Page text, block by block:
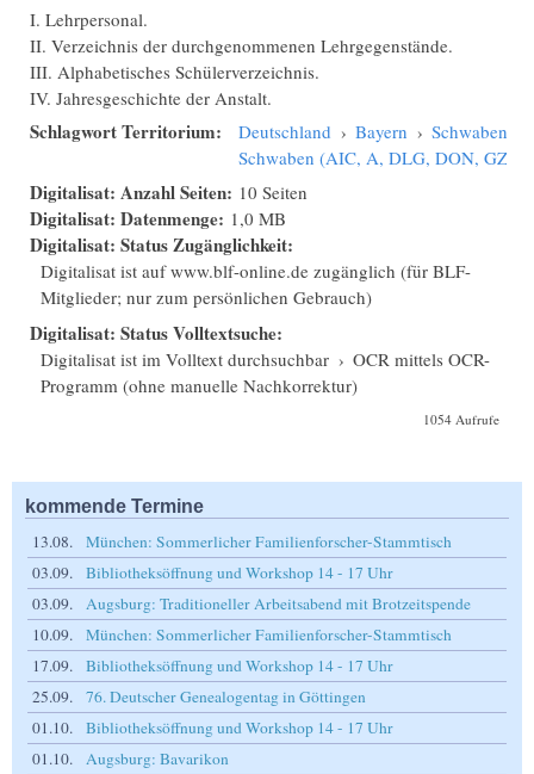
I. Lehrpersonal.
II. Verzeichnis der durchgenommenen Lehrgegenstände.
III. Alphabetisches Schülerverzeichnis.
IV. Jahresgeschichte der Anstalt.
Schlagwort Territorium: Deutschland › Bayern › Schwaben
Schwaben (AIC, A, DLG, DON, GZ,
Digitalisat: Anzahl Seiten: 10 Seiten
Digitalisat: Datenmenge: 1,0 MB
Digitalisat: Status Zugänglichkeit:
Digitalisat ist auf www.blf-online.de zugänglich (für BLF-
Mitglieder; nur zum persönlichen Gebrauch)
Digitalisat: Status Volltextsuche:
Digitalisat ist im Volltext durchsuchbar › OCR mittels OCR-
Programm (ohne manuelle Nachkorrektur)
1054 Aufrufe
kommende Termine
13.08.
München: Sommerlicher Familienforscher-Stammtisch
03.09.
Bibliotheksöffnung und Workshop 14 - 17 Uhr
03.09.
Augsburg: Traditioneller Arbeitsabend mit Brotzeitspende
10.09.
München: Sommerlicher Familienforscher-Stammtisch
17.09.
Bibliotheksöffnung und Workshop 14 - 17 Uhr
25.09.
76. Deutscher Genealogentag in Göttingen
01.10.
Bibliotheksöffnung und Workshop 14 - 17 Uhr
01.10.
Augsburg: Bavarikon